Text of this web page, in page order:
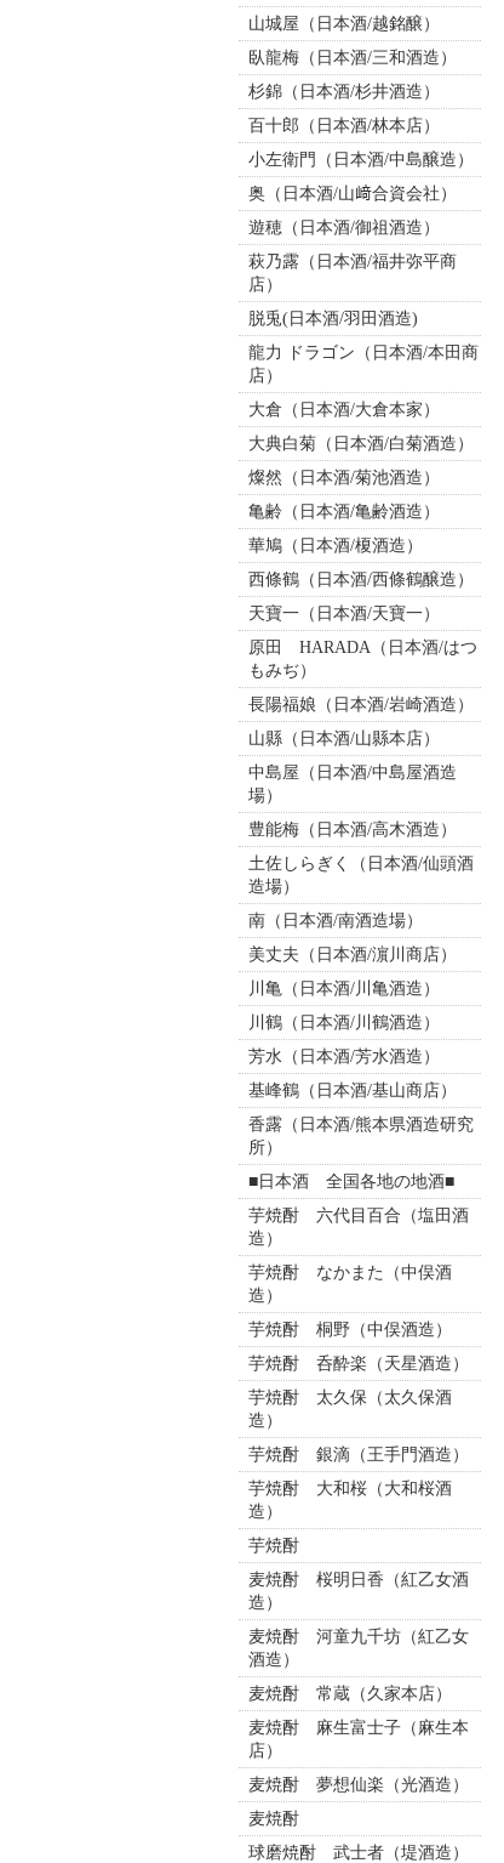
山城屋（日本酒/越銘醸）
臥龍梅（日本酒/三和酒造）
杉錦（日本酒/杉井酒造）
百十郎（日本酒/林本店）
小左衛門（日本酒/中島醸造）
奥（日本酒/山﨑合資会社）
遊穂（日本酒/御祖酒造）
萩乃露（日本酒/福井弥平商
店）
脱兎(日本酒/羽田酒造)
龍力 ドラゴン（日本酒/本田商
店）
大倉（日本酒/大倉本家）
大典白菊（日本酒/白菊酒造）
燦然（日本酒/菊池酒造）
亀齢（日本酒/亀齢酒造）
華鳩（日本酒/榎酒造）
西條鶴（日本酒/西條鶴醸造）
天寶一（日本酒/天寶一）
原田 HARADA（日本酒/はつ
もみぢ）
長陽福娘（日本酒/岩崎酒造）
山縣（日本酒/山縣本店）
中島屋（日本酒/中島屋酒造
場）
豊能梅（日本酒/高木酒造）
土佐しらぎく（日本酒/仙頭酒
造場）
南（日本酒/南酒造場）
美丈夫（日本酒/濵川商店）
川亀（日本酒/川亀酒造）
川鶴（日本酒/川鶴酒造）
芳水（日本酒/芳水酒造）
基峰鶴（日本酒/基山商店）
香露（日本酒/熊本県酒造研究
所）
■日本酒 全国各地の地酒■
芋焼酎 六代目百合（塩田酒
造）
芋焼酎 なかまた（中俣酒
造）
芋焼酎 桐野（中俣酒造）
芋焼酎 呑酔楽（天星酒造）
芋焼酎 太久保（太久保酒
造）
芋焼酎 銀滴（王手門酒造）
芋焼酎 大和桜（大和桜酒
造）
芋焼酎
麦焼酎 桜明日香（紅乙女酒
造）
麦焼酎 河童九千坊（紅乙女
酒造）
麦焼酎 常蔵（久家本店）
麦焼酎 麻生富士子（麻生本
店）
麦焼酎 夢想仙楽（光酒造）
麦焼酎
球磨焼酎 武士者（堤酒造）